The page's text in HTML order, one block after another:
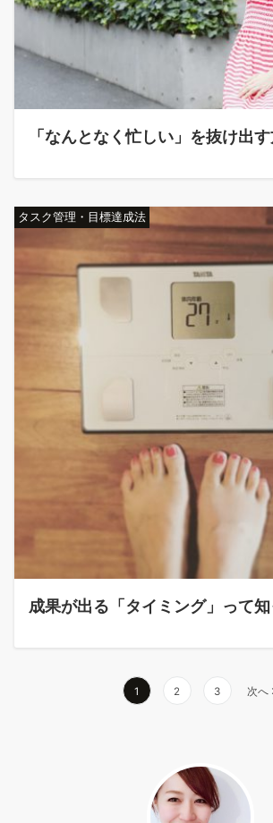
「なんとなく忙しい」を抜け出
タスク管理・目標達成法
成果が出る「タイミング」って知
1 2 3 次へ